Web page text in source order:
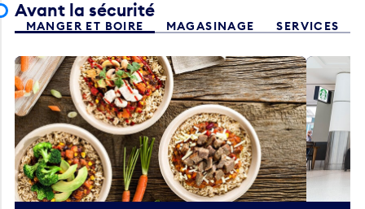
MANGER ET BOIRE